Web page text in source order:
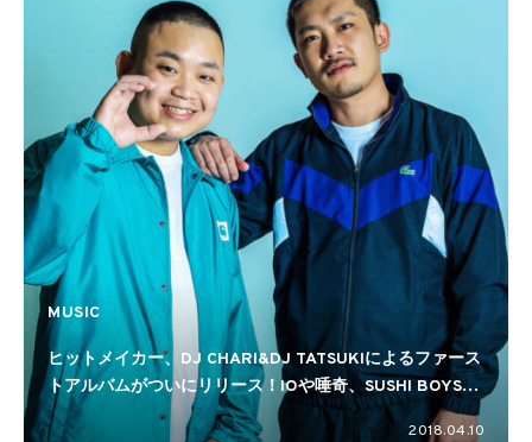
MUSIC
ヒットメイカー、DJ CHARI&DJ TATSUKIによるファース
トアルバムがついにリリース！IOや唾奇、SUSHI BOYS、
ZORNら豪華ゲスト参加
2018.04.10